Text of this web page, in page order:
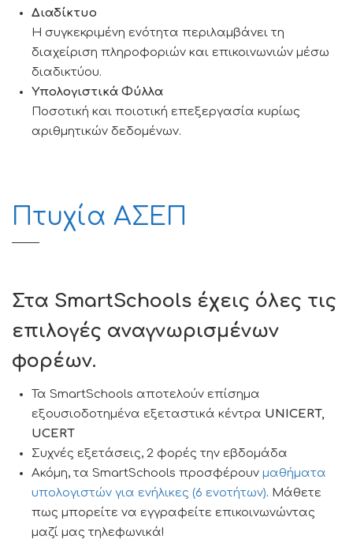
Διαδίκτυο
Η συγκεκριμένη ενότητα περιλαμβάνει τη
διαχείριση πληροφοριών και επικοινωνιών μέσω
διαδικτύου.
Υπολογιστικά Φύλλα
Ποσοτική και ποιοτική επεξεργασία κυρίως
αριθμητικών δεδομένων.
Πτυχία ΑΣΕΠ
Στα SmartSchools έχεις όλες τις
επιλογές αναγνωρισμένων
φορέων.
Τα SmartSchools αποτελούν επίσημα
εξουσιοδοτημένα εξεταστικά κέντρα UNICERT,
UCERT
Συχνές εξετάσεις, 2 φορές την εβδομάδα
Ακόμη, τα SmartSchools προσφέρουν μαθήματα
υπολογιστών για ενήλικες (6 ενοτήτων). Μάθετε
πως μπορείτε να εγγραφείτε επικοινωνώντας
μαζί μας τηλεφωνικά!